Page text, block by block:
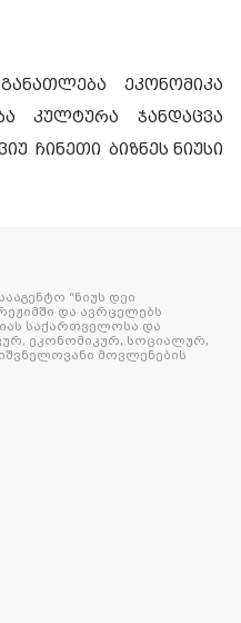
განათლება
ეკონომიკა
კულტურა
ჯანდაცვა
ჩინეთი ბიზნეს ნიუსი
“ნიუს დეი
და ავრცელებს
საქართველოსა და
ეკონომიკურ, სოციალურ,
მოვლენების